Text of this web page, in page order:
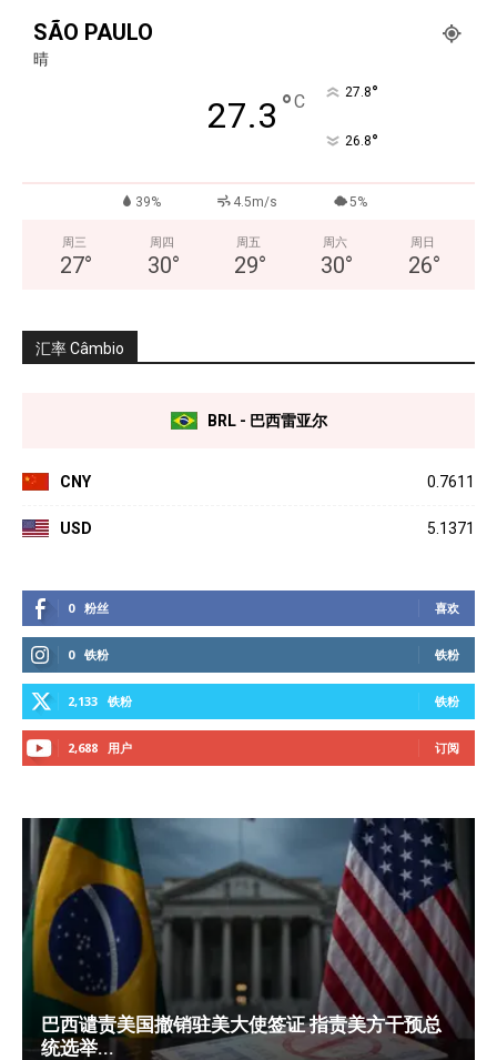
SÃO PAULO
晴
27.3 °C 27.8°
26.8°
39% 4.5m/s 5%
周三
27°
周四
30°
周五
29°
周六
30°
周日
26°
汇率 Câmbio
BRL - 巴西雷亚尔
CNY 0.7611
USD 5.1371
0 粉丝 喜欢
0 铁粉 铁粉
2,133 铁粉 铁粉
2,688 用户 订阅
巴西谴责美国撤销驻美大使签证 指责美方干预总
统选举...